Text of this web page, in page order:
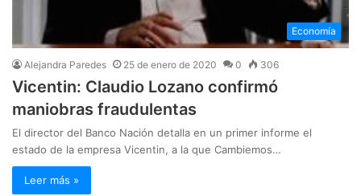
Economía
Alejandra Paredes 25 de enero de 2020 0 306
Vicentin: Claudio Lozano confirmó
maniobras fraudulentas
El director del Banco Nación detalla en un primer informe el
estado de la empresa Vicentin, a la que Cambiemos…
Leer más »